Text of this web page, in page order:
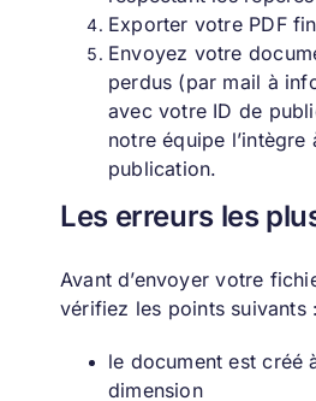
Exporter votre PDF
Envoyez votre
perdus (par mail à
avec votre ID de
notre équipe l’intègre
publication.
Les erreurs les
Avant d’envoyer votre
vérifiez les points suivants :
le document est créé
dimension